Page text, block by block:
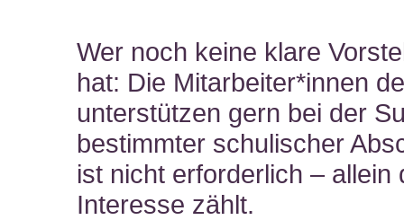
Wer noch keine klare
hat: Die Mitarbeiter*innen
unterstützen gern bei der
bestimmter schulischer
ist nicht erforderlich – allein
Interesse zählt.